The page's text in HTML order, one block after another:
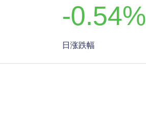
-0.54%
日涨跌幅